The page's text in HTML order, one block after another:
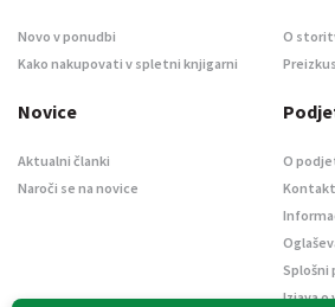
Novo v ponudbi
Kako nakupovati v spletni knjigarni
O
Novice
Aktualni članki
Naroči se na novice
O
Kontakt
Splošni
Izjava